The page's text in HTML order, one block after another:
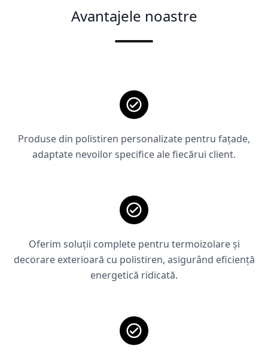
Avantajele noastre
Produse din polistiren personalizate pentru fațade,
adaptate nevoilor specifice ale fiecărui client.
Oferim soluții complete pentru termoizolare și
decorare exterioară cu polistiren, asigurând eficiență
energetică ridicată.